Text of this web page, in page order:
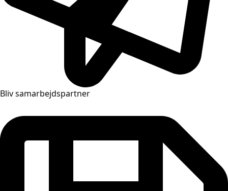
Bliv samarbejdspartner